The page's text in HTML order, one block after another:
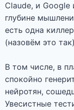
Claude, и
глубине
есть одна
(назовём это
В том числе, в
спокойно
нейротян,
Увесистные